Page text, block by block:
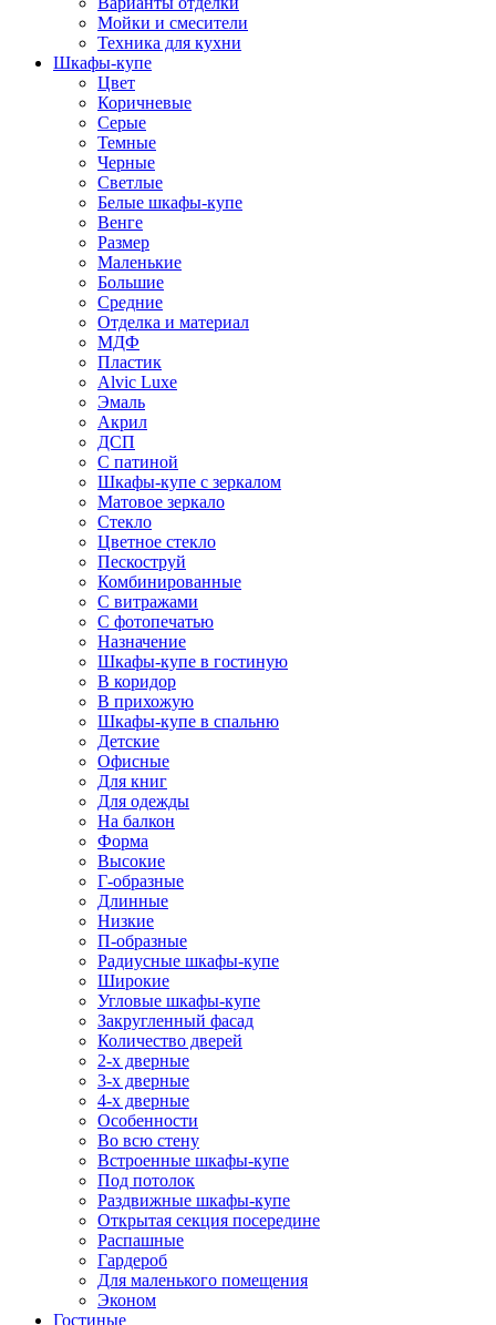
Мойки и смесители
Техника для кухни
Шкафы-купе
Цвет
Коричневые
Серые
Темные
Черные
Светлые
Белые шкафы-купе
Венге
Размер
Маленькие
Большие
Средние
Отделка и материал
МДФ
Пластик
Alvic Luxe
Эмаль
Акрил
ДСП
С патиной
Шкафы-купе с зеркалом
Матовое зеркало
Стекло
Цветное стекло
Пескоструй
Комбинированные
С витражами
С фотопечатью
Назначение
Шкафы-купе в гостиную
В коридор
В прихожую
Шкафы-купе в спальню
Детские
Офисные
Для книг
Для одежды
На балкон
Форма
Высокие
Г-образные
Длинные
Низкие
П-образные
Радиусные шкафы-купе
Широкие
Угловые шкафы-купе
Закругленный фасад
Количество дверей
2-х дверные
3-х дверные
4-х дверные
Особенности
Во всю стену
Встроенные шкафы-купе
Под потолок
Раздвижные шкафы-купе
Открытая секция посередине
Распашные
Гардероб
Для маленького помещения
Эконом
Гостиные